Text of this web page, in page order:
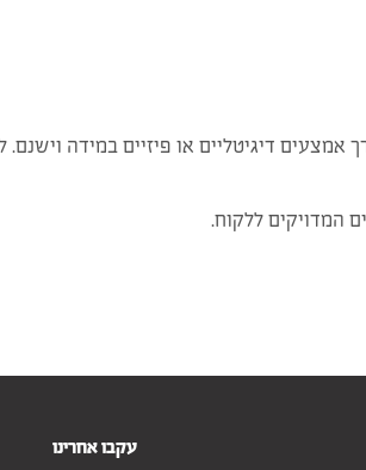
דיגיטליים או פיזיים במידה וישנם.
המדויקים ללקוח.
עקבו אחרינו